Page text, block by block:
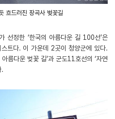
흐드러진 장곡사 벚꽃길
선정한 ‘한국의 아름다운 길 100선’은
트다. 이 가운데 2곳이 청양군에 있다.
름다운 벚꽃 길’과 군도11호선의 ‘자연
.